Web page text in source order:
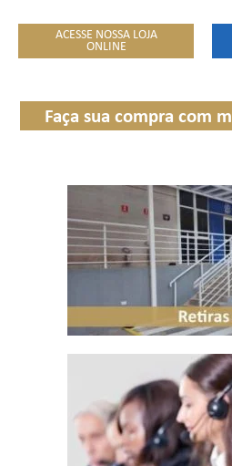
ACESSE NOSSA LOJA
ONLINE
Faça sua compra com